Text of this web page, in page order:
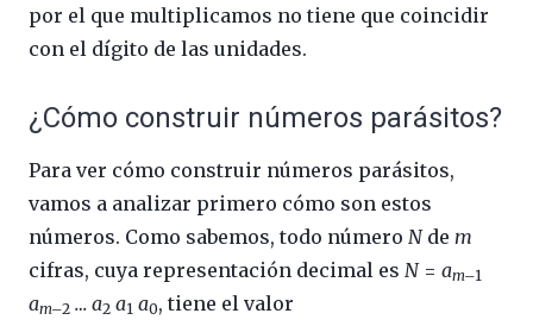
por el que multiplicamos no tiene que coincidir
con el dígito de las unidades.
¿Cómo construir números parásitos?
Para ver cómo construir números parásitos,
vamos a analizar primero cómo son estos
números. Como sabemos, todo número Nde m
cifras, cuya representación decimal es N= am–1
am–2 … a2 a1 a0, tiene el valor